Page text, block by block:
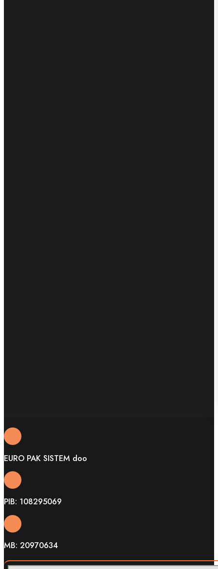
EURO PAK SISTEM doo
PIB: 108295069
MB: 20970634